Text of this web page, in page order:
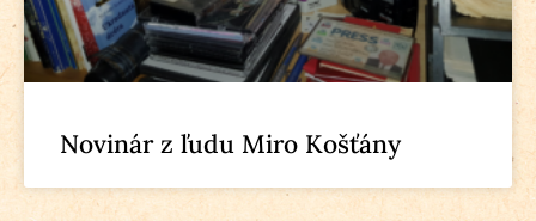
Novinár z ľudu Miro Košťány